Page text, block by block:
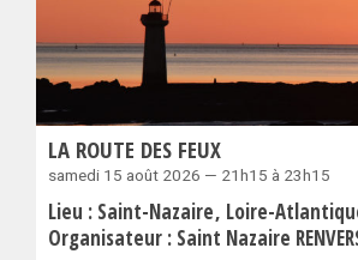
LA ROUTE DES FEUX
samedi 15 août 2026 — 21h15 à 23h15
Lieu : Saint-Nazaire Loire-
Organisateur : Saint Nazaire